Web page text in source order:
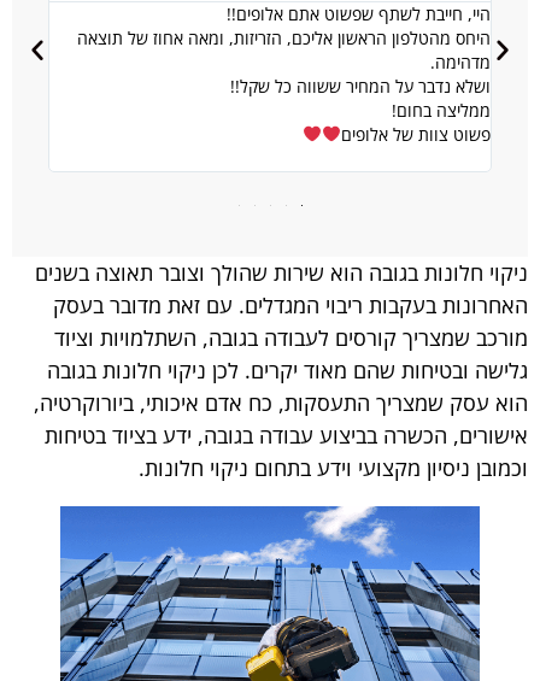
ומאה אחוז של תוצאה
שרות מעולה פלוס. ניקו לי את הריפודים
האחראים התקשר אליי וביקש תמונות לאחר
הוא מיוזמתו שלח שוב נציג כדי לשפר עוד
ניקוי חלונות בגובה הוא שירות שהולך וצובר תאוצה בשנים
האחרונות בעקבות ריבוי המגדלים. עם זאת מדובר בעסק
מורכב שמצריך קורסים לעבודה בגובה, השתלמויות וציוד
גלישה ובטיחות שהם מאוד יקרים. לכן ניקוי חלונות בגובה
הוא עסק שמצריך התעסקות, כח אדם איכותי, ביורוקרטיה,
אישורים, הכשרה בביצוע עבודה בגובה, ידע בציוד בטיחות
וכמובן ניסיון מקצועי וידע בתחום ניקוי חלונות.